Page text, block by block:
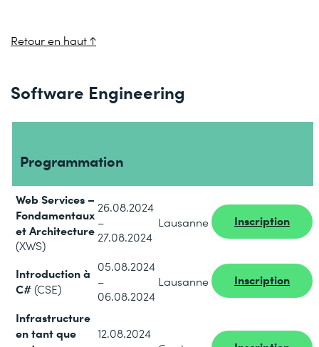
Retour en haut ↑
Software Engineering
Programmation
Web Services –
Fondamentaux
et Architecture
(XWS)
26.08.2024
–
27.08.2024
Lausanne Inscription
Introduction à
C#(CSE)
05.08.2024
–
06.08.2024
Lausanne Inscription
Infrastructure
en tant que
12.08.2024